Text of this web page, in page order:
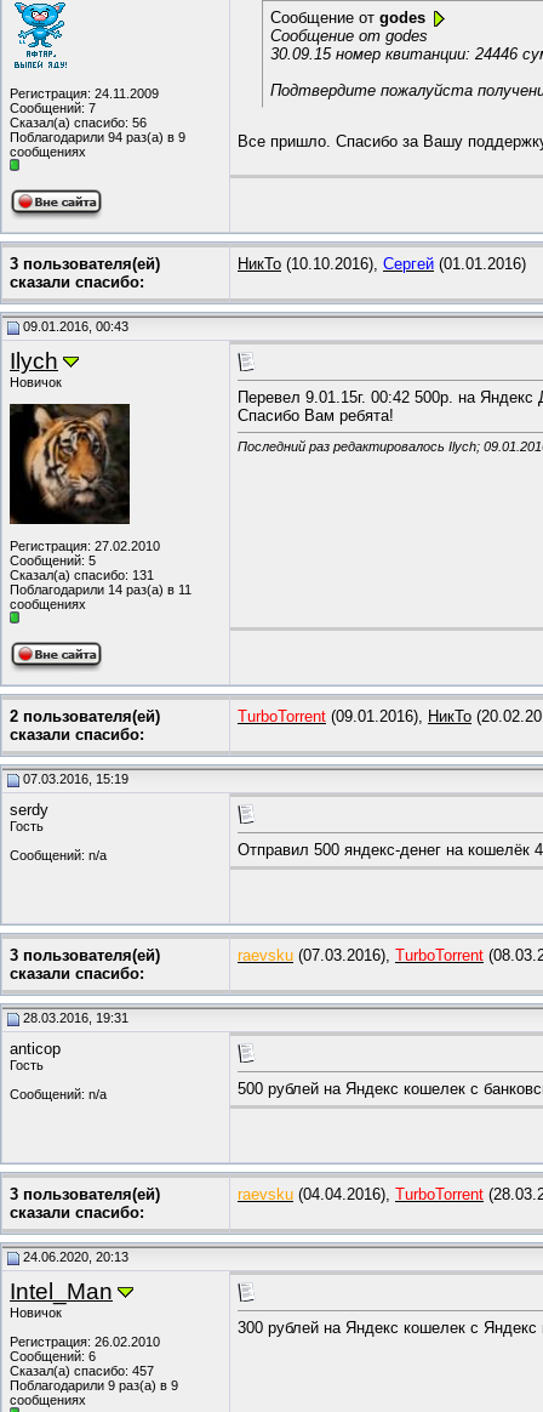
Регистрация: 24.11.2009
Сообщений: 7
Сказал(а) спасибо: 56
Поблагодарили 94 раз(а) в 9
сообщениях
Сообщение от godes
Сообщение от godes
30.09.15 номер квитанции: 24446
Подтвердите пожалуйста
Все пришло. Спасибо за Вашу
3 пользователя(ей)
сказали cпасибо:
НикТо (10.10.2016), Сергей (01.01.2016)
09.01.2016, 00:43
Ilych
Новичок
Регистрация: 27.02.2010
Сообщений: 5
Сказал(а) спасибо: 131
Поблагодарили 14 раз(а) в 11
сообщениях
Перевел 9.01.15г. 00:42 500р. на
Спасибо Вам ребята!
Последний раз редактировалось Ilych;
2 пользователя(ей)
сказали cпасибо:
TurboTorrent (09.01.2016), НикТо
07.03.2016, 15:19
serdy
Гость
Сообщений: n/a
Отправил 500 яндекс-денег на кошелёк
3 пользователя(ей)
сказали cпасибо:
raevsku (07.03.2016), TurboTorrent
28.03.2016, 19:31
anticop
Гость
Сообщений: n/a
500 рублей на Яндекс кошелек с
3 пользователя(ей)
сказали cпасибо:
raevsku (04.04.2016), TurboTorrent
24.06.2020, 20:13
Intel_Man
Новичок
Регистрация: 26.02.2010
Сообщений: 6
Сказал(а) спасибо: 457
Поблагодарили 9 раз(а) в 9
сообщениях
300 рублей на Яндекс кошелек с Яндекс